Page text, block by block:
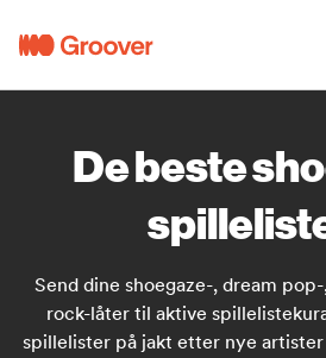
De beste
Send dine shoegaze-, dream
rock-låter til aktive
spillelister på jakt etter nye artister